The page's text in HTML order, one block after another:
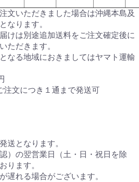
文いただきました場合は沖縄本島及
なります。
けは別途追加送料をご注文確定後に
ただきます。
なる地域におきましてはヤマト運輸
注文につき１通まで発送可
送となります。
）の翌営業日（土・日・祝日を除
ります。
遅れる場合がございます。